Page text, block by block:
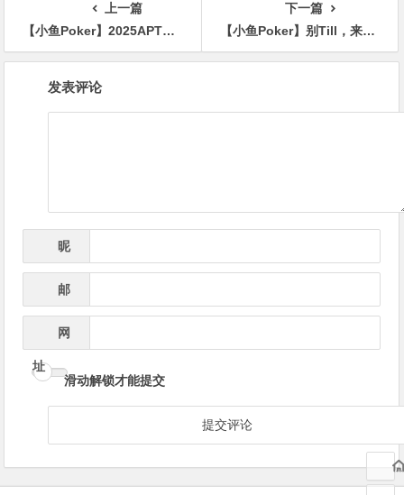
上一篇
【小鱼Poker】2025APT济州岛站赛事指南：酒店住宿及周边旅游推荐
下一篇
【小鱼Poker】别Till，来Jeju Chill——必去景点+路线打包+管家制定
发表评论
昵
邮
网
址
滑动解锁才能提交